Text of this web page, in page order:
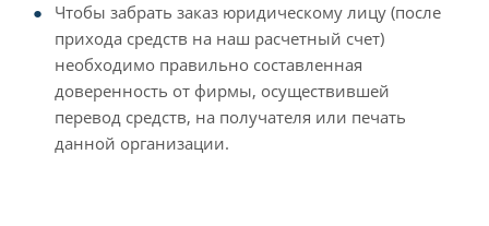
Чтобы забрать заказ юридическому лицу (после
прихода средств на наш расчетный счет)
необходимо правильно составленная
доверенность от фирмы, осуществившей
перевод средств, на получателя или печать
данной организации.